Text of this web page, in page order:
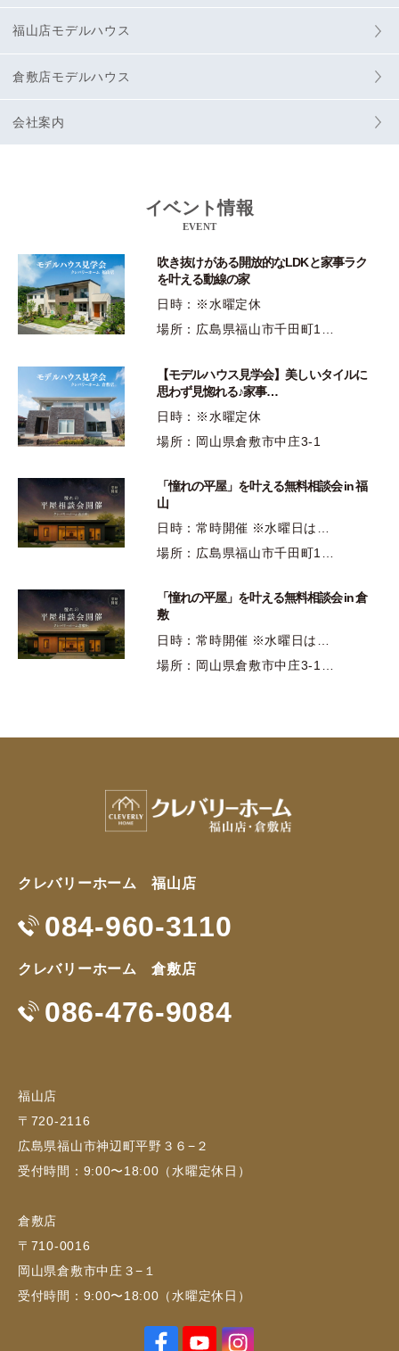
福山店モデルハウス
倉敷店モデルハウス
会社案内
イベント情報
EVENT
吹き抜けがある開放的なLDKと家事ラク
を叶える動線の家
日時：※水曜定休
場所：広島県福山市千田町1…
【モデルハウス見学会】美しいタイルに
思わず見惚れる♪家事…
日時：※水曜定休
場所：岡山県倉敷市中庄3-1
「憧れの平屋」を叶える無料相談会 in 福
山
日時：常時開催 ※水曜日は…
場所：広島県福山市千田町1…
「憧れの平屋」を叶える無料相談会 in 倉
敷
日時：常時開催 ※水曜日は…
場所：岡山県倉敷市中庄3-1…
クレバリーホーム 福山店
084-960-3110
クレバリーホーム 倉敷店
086-476-9084
福山店
〒720-2116
広島県福山市神辺町平野３６−２
受付時間：9:00〜18:00（水曜定休日）
倉敷店
〒710-0016
岡山県倉敷市中庄３−１
受付時間：9:00〜18:00（水曜定休日）